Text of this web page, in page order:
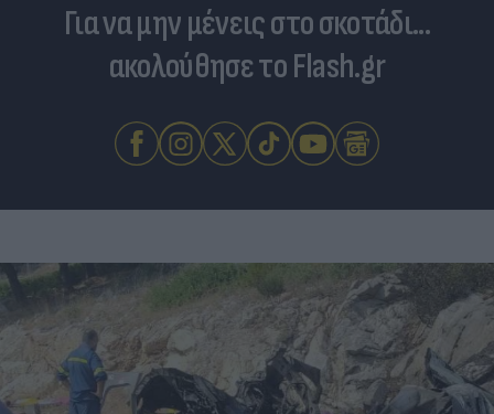
Για να μην μένεις στο σκοτάδι...
ακολούθησε το Flash.gr